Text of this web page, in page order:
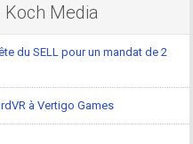
Media
du SELL pour un mandat de 2
à Vertigo Games